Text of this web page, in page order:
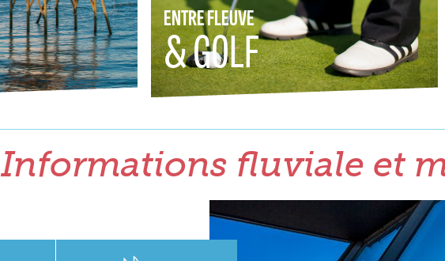
ENTRE FLEUVE
& GOLF
Informations fluviale et